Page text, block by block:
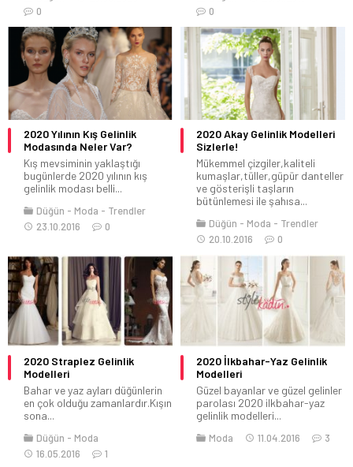
0
0
2020 Yılının Kış Gelinlik
Modasında Neler Var?
Kış mevsiminin yaklaştığı
bugünlerde 2020 yılının kış
gelinlik modası belli...
Düğün Moda
Trendler
23.10.2016
0
2020 Akay Gelinlik Modelleri
Sizlerle!
Mükemmel çizgiler,kaliteli
kumaşlar,tüller,güpür danteller
ve gösterişli taşların
bütünlemesi ile şahısa...
Düğün Moda
Trendler
20.10.2016
0
2020 Straplez Gelinlik
Modelleri
Bahar ve yaz ayları düğünlerin
en çok olduğu zamanlardır.Kışın
sona...
Düğün
Moda
16.05.2016
1
2020 İlkbahar-Yaz Gelinlik
Modelleri
Güzel bayanlar ve güzel gelinler
parolası 2020 ilkbahar-yaz
gelinlik modelleri...
Moda 11.04.2016 3